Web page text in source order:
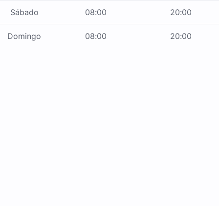
Sábado 08:00 20:00
Domingo 08:00 20:00